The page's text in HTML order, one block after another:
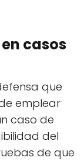
casos
que
emplear
caso de
del
de que